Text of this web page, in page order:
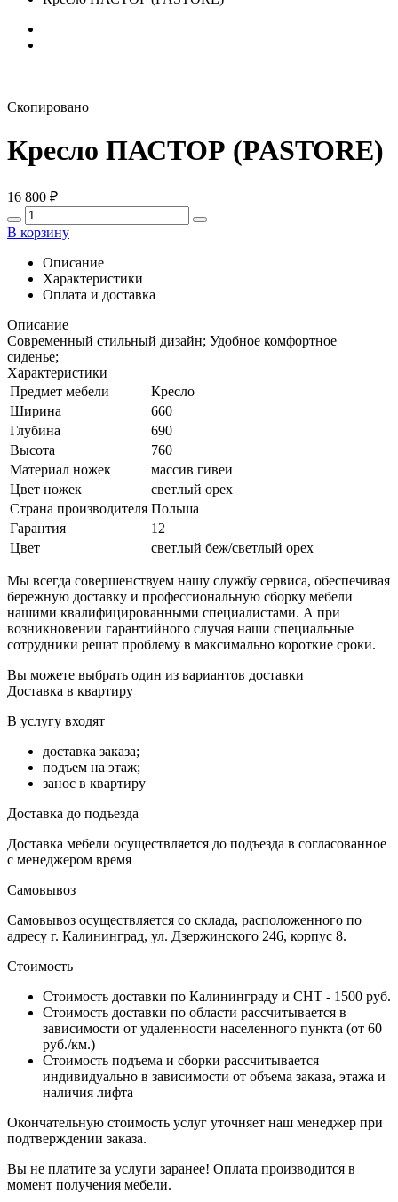
Скопировано
Кресло ПАСТОР (PASTORE)
16 800 ₽
В корзину
Описание
Характеристики
Оплата и доставка
Описание
Современный стильный дизайн; Удобное комфортное
сиденье;
Характеристики
Предмет мебели
Кресло
Ширина
660
Глубина
690
Высота
760
Материал ножек
массив гивеи
Цвет ножек
светлый орех
Страна производителя Польша
Гарантия
12
Цвет
светлый беж/светлый орех
Мы всегда совершенствуем нашу службу сервиса, обеспечивая
бережную доставку и профессиональную сборку мебели
нашими квалифицированными специалистами. А при
возникновении гарантийного случая наши специальные
сотрудники решат проблему в максимально короткие сроки.
Вы можете выбрать один из вариантов доставки
Доставка в квартиру
В услугу входят
доставка заказа;
подъем на этаж;
занос в квартиру
Доставка до подъезда
Доставка мебели осуществляется до подъезда в согласованное
с менеджером время
Самовывоз
Самовывоз осуществляется со склада, расположенного по
адресу г. Калининград, ул. Дзержинского 246, корпус 8.
Стоимость
Стоимость доставки по Калининграду и СНТ - 1500 руб.
Стоимость доставки по области рассчитывается в
зависимости от удаленности населенного пункта (от 60
руб./км.)
Стоимость подъема и сборки рассчитывается
индивидуально в зависимости от объема заказа, этажа и
наличия лифта
Окончательную стоимость услуг уточняет наш менеджер при
подтверждении заказа.
Вы не платите за услуги заранее! Оплата производится в
момент получения мебели.